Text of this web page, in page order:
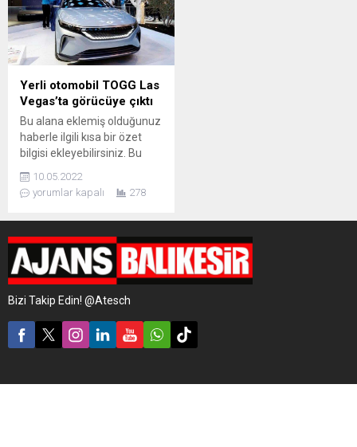
Yerli otomobil TOGG Las
Vegas’ta görücüye çıktı
Bu alana eklemiş olduğunuz
haberle ilgili kısa bir özet
bilgisi ekleyebilirsiniz. Bu
sayfasında "Özet"
bölümünden eklenebilir.
şekilde gösterilir,
eklenmemişse bu alan boş
kalır.
10.05.2022
yorumlar kapalı
278
Bizi Takip Edin! @Atesch